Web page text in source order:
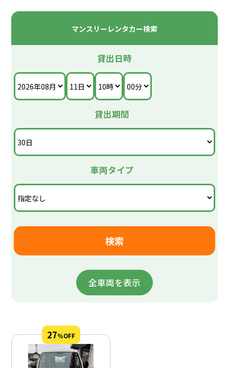
マンスリーレンタカー検索
貸出日時
貸出期間
車両タイプ
全車両を表示
27%OFF